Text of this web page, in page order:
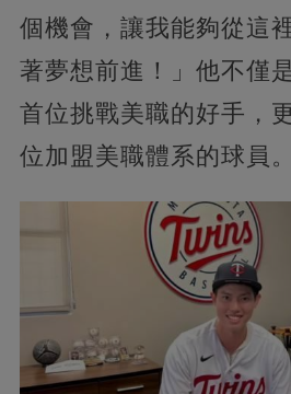
個機會，讓我能夠從這
著夢想前進！」他不僅
首位挑戰美職的好手，
位加盟美職體系的球員。